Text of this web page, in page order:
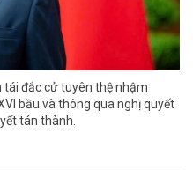
tái đắc cử tuyên thệ nhậm
bầu và thông qua nghị quyết
tán thành.